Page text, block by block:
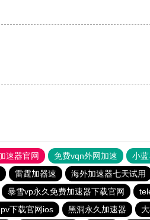
速器官网 免费vqn外网加速
小
雷霆加器速
海外加速器七天试用
暴雪vp永久免费加速器下载官网
下载官网ios 黑洞永久加速器